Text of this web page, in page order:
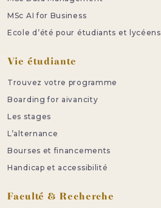
MSc AI for Business
Ecole d’été pour étudiants et lycéens
Vie étudiante
Trouvez votre programme
Boarding for aivancity
Les stages
L’alternance
Bourses et financements
Handicap et accessibilité
Faculté & Recherche